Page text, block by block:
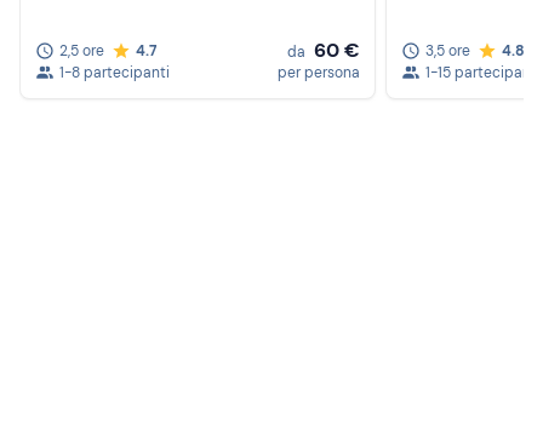
2,5 ore
4.7
1-8 partecipanti
da 60 €
per persona
3,5 ore
4.8
1-15 partecipanti